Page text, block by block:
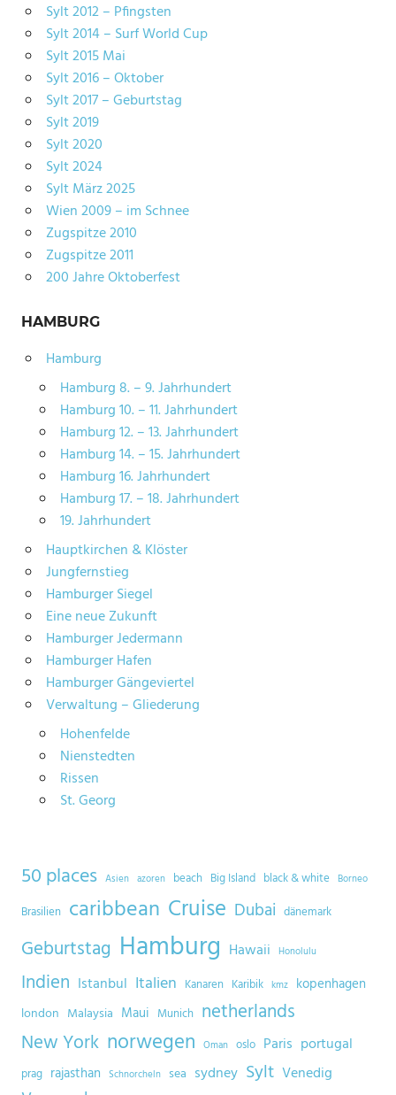
Sylt 2012 – Pfingsten
Sylt 2014 – Surf World Cup
Sylt 2015 Mai
Sylt 2016 – Oktober
Sylt 2017 – Geburtstag
Sylt 2019
Sylt 2020
Sylt 2024
Sylt März 2025
Wien 2009 – im Schnee
Zugspitze 2010
Zugspitze 2011
200 Jahre Oktoberfest
HAMBURG
Hamburg
Hamburg 8. – 9. Jahrhundert
Hamburg 10. – 11. Jahrhundert
Hamburg 12. – 13. Jahrhundert
Hamburg 14. – 15. Jahrhundert
Hamburg 16. Jahrhundert
Hamburg 17. – 18. Jahrhundert
19. Jahrhundert
Hauptkirchen & Klöster
Jungfernstieg
Hamburger Siegel
Eine neue Zukunft
Hamburger Jedermann
Hamburger Hafen
Hamburger Gängeviertel
Verwaltung – Gliederung
Hohenfelde
Nienstedten
Rissen
St. Georg
50 places Asien azoren beach Big Island black & white Borneo
Brasilien caribbean Cruise Dubai dänemark
Geburtstag Hamburg Hawaii Honolulu
Indien Istanbul Italien Kanaren Karibik kmz kopenhagen
london Malaysia Maui Munich netherlands
New York norwegen Oman oslo Paris portugal
prag rajasthan Schnorcheln sea sydney Sylt Venedig